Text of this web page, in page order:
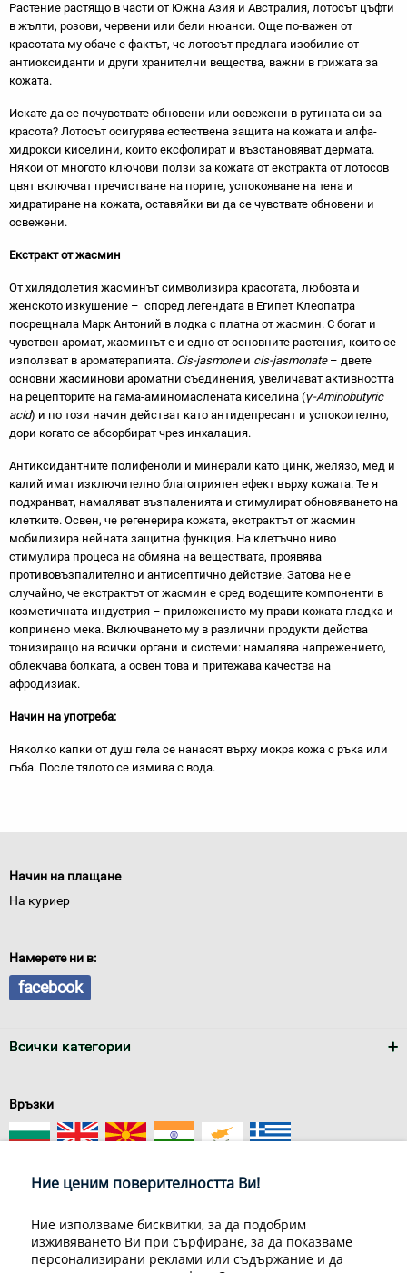
Растение растящо в части от Южна Азия и Австралия, лотосът цъфти
в жълти, розови, червени или бели нюанси. Още по-важен от
красотата му обаче е фактът, че лотосът предлага изобилие от
антиоксиданти и други хранителни вещества, важни в грижата за
кожата.
Искате да се почувствате обновени или освежени в рутината си за
красота? Лотосът осигурява естествена защита на кожата и алфа-
хидрокси киселини, които ексфолират и възстановяват дермата.
Някои от многото ключови ползи за кожата от екстракта от лотосов
цвят включват пречистване на порите, успокояване на тена и
хидратиране на кожата, оставяйки ви да се чувствате обновени и
освежени.
Екстракт от жасмин
От хилядолетия жасминът символизира красотата, любовта и
женското изкушение – според легендата в Египет Клеопатра
посрещнала Марк Антоний в лодка с платна от жасмин. С богат и
чувствен аромат, жасминът е и едно от основните растения, които се
използват в ароматерапията. Cis-jasmoneи cis-jasmonate– двете
основни жасминови ароматни съединения, увеличават активността
на рецепторите на гама-аминомаслената киселина (γ-Aminobutyric
acid) и по този начин действат като антидепресант и успокоително,
дори когато се абсорбират чрез инхалация.
Антиксидантните полифеноли и минерали като цинк, желязо, мед и
калий имат изключително благоприятен ефект върху кожата. Те я
подхранват, намаляват възпаленията и стимулират обновяването на
клетките. Освен, че регенерира кожата, екстрактът от жасмин
мобилизира нейната защитна функция. На клетъчно ниво
стимулира процеса на обмяна на веществата, проявява
противовъзпалително и антисептично действие. Затова не е
случайно, че екстрактът от жасмин е сред водещите компоненти в
козметичната индустрия – приложението му прави кожата гладка и
копринено мека. Включването му в различни продукти действа
тонизиращо на всички органи и системи: намалява напрежението,
облекчава болката, а освен това и притежава качества на
афродизиак.
Начин на употреба:
Няколко капки от душ гела се нанасят върху мокра кожа с ръка или
гъба. После тялото се измива с вода.
Начин на плащане
На куриер
Намерете ни в:
facebook
Всички категории
Връзки
За нас
Условия за доставка
Конфиденциалност на информацията
Общи условия
Ние ценим поверителността Ви!
Ние използваме бисквитки, за да подобрим
изживяването Ви при сърфиране, за да показваме
персонализирани реклами или съдържание и да